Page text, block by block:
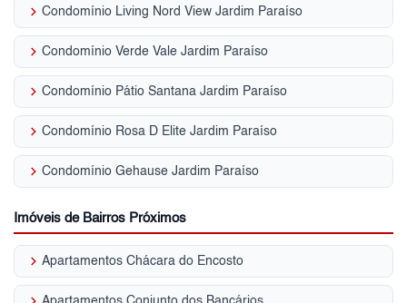
keyboard_arrow_right Condomínio Living Nord View Jardim Paraíso
keyboard_arrow_right Condomínio Verde Vale Jardim Paraíso
keyboard_arrow_right Condomínio Pátio Santana Jardim Paraíso
keyboard_arrow_right Condomínio Rosa D Elite Jardim Paraíso
keyboard_arrow_right Condomínio Gehause Jardim Paraíso
Imóveis de Bairros Próximos
keyboard_arrow_right Apartamentos Chácara do Encosto